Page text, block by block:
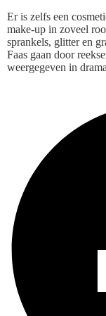
Er is zelfs een
make-up in zoveel
sprankels, glitter en
Faas gaan door
weergegeven in